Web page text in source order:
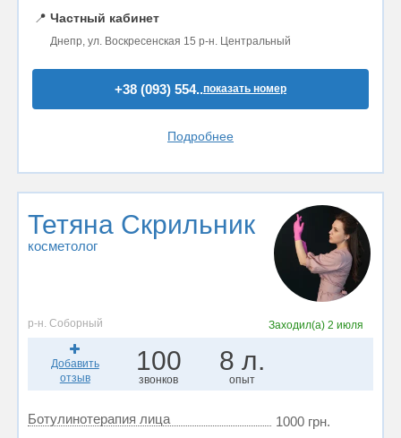
📍 Частный кабинет
Днепр, ул. Воскресенская 15 р-н. Центральный
+38 (093) 554..показать номер
Подробнее
Тетяна Скрильник
косметолог
р-н. Соборный Заходил(а) 2 июля
Добавить
отзыв
100
звонков
8 л.
опыт
Ботулинотерапия лица
1000 грн.